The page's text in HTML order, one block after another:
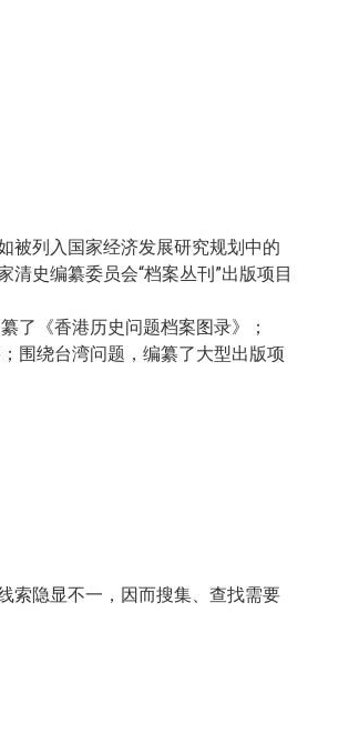
被列入国家经济发展研究规划中的
史编纂委员会“档案丛刊”出版项目
了《香港历史问题档案图录》；
围绕台湾问题，编纂了大型出版项
索隐显不一，因而搜集、查找需要